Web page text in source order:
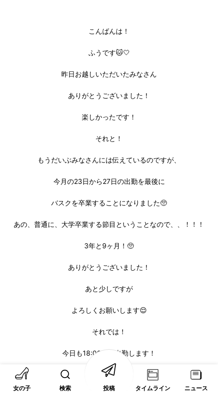
こんばんは！
ふうです🐱🤍
昨日お越しいただいたみなさん
ありがとうございました！
楽しかったです！
それと！
もうだいぶみなさんには伝えているのですが、
今月の23日から27日の出勤を最後に
バスクを卒業することになりました🥺
あの、普通に、大学卒業する節目ということなので、、！！！
3年と9ヶ月！🥺
ありがとうございました！
あと少しですが
よろしくお願いします😌
それでは！
今日も18:00から出勤します！
お待ちしております！
女の子 検索 投稿 タイムライン ニュース